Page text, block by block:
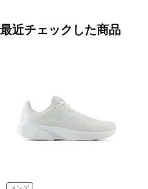
最近チェックした商品